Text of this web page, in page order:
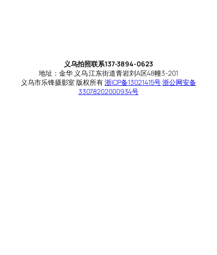
义乌拍照联系137-3894-0623
地址：金华.义乌.江东街道青岩刘A区48幢3-201
义乌市乐锋摄影室 版权所有浙ICP备13021415号浙公网安备
33078202000934号